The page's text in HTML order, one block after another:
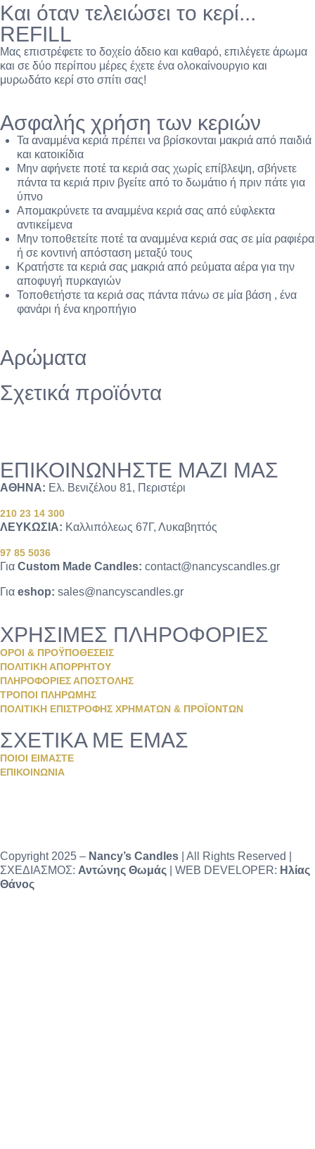
Και όταν τελειώσει το κερί...
REFILL
Μας επιστρέφετε το δοχείο άδειο και καθαρό, επιλέγετε άρωμα
και σε δύο περίπου μέρες έχετε ένα ολοκαίνουργιο και
μυρωδάτο κερί στο σπίτι σας!
Ασφαλής χρήση των κεριών
Τα αναμμένα κεριά πρέπει να βρίσκονται μακριά από παιδιά
και κατοικίδια
Μην αφήνετε ποτέ τα κεριά σας χωρίς επίβλεψη, σβήνετε
πάντα τα κεριά πριν βγείτε από το δωμάτιο ή πριν πάτε για
ύπνο
Απομακρύνετε τα αναμμένα κεριά σας από εύφλεκτα
αντικείμενα
Μην τοποθετείτε ποτέ τα αναμμένα κεριά σας σε μία ραφιέρα
ή σε κοντινή απόσταση μεταξύ τους
Κρατήστε τα κεριά σας μακριά από ρεύματα αέρα για την
αποφυγή πυρκαγιών
Τοποθετήστε τα κεριά σας πάντα πάνω σε μία βάση , ένα
φανάρι ή ένα κηροπήγιο
Αρώματα
Σχετικά προϊόντα
ΕΠΙΚΟΙΝΩΝΗΣΤΕ ΜΑΖΙ ΜΑΣ
ΑΘΗΝΑ: Ελ. Βενιζέλου 81, Περιστέρι
210 23 14 300
ΛΕΥΚΩΣΙΑ: Καλλιπόλεως 67Γ, Λυκαβηττός
97 85 5036
Για Custom Made Candles: contact@nancyscandles.gr
Για eshop: sales@nancyscandles.gr
ΧΡΗΣΙΜΕΣ ΠΛΗΡΟΦΟΡΙΕΣ
ΟΡΟΙ & ΠΡΟΫΠΟΘΕΣΕΙΣ
ΠΟΛΙΤΙΚΗ ΑΠΟΡΡΗΤΟΥ
ΠΛΗΡΟΦΟΡΙΕΣ ΑΠΟΣΤΟΛΗΣ
ΤΡΟΠΟΙ ΠΛΗΡΩΜΗΣ
ΠΟΛΙΤΙΚΗ ΕΠΙΣΤΡΟΦΗΣ ΧΡΗΜΑΤΩΝ & ΠΡΟΪΟΝΤΩΝ
ΣΧΕΤΙΚΑ ΜΕ ΕΜΑΣ
ΠΟΙΟΙ ΕΙΜΑΣΤΕ
ΕΠΙΚΟΙΝΩΝΙΑ
Copyright 2025 – Nancy’s Candles | All Rights Reserved |
ΣΧΕΔΙΑΣΜΟΣ: Αντώνης Θωμάς | WEB DEVELOPER: Ηλίας
Θάνος